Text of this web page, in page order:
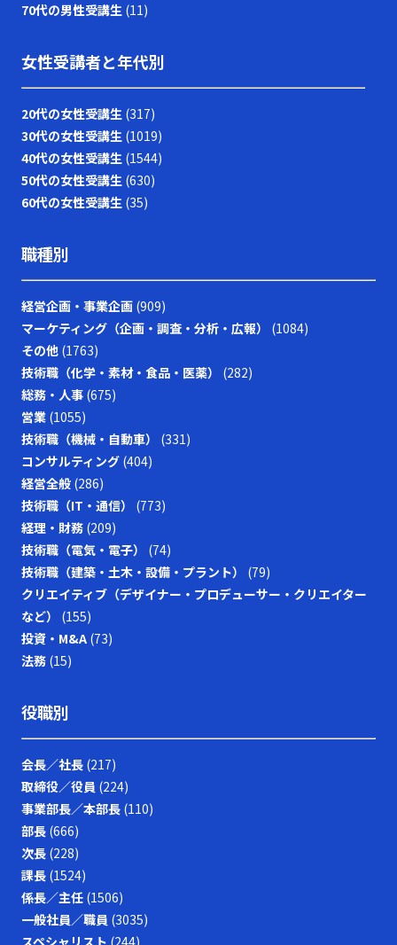
70代の男性受講生 (11)
女性受講者と年代別
20代の女性受講生 (317)
30代の女性受講生 (1019)
40代の女性受講生 (1544)
50代の女性受講生 (630)
60代の女性受講生 (35)
職種別
経営企画・事業企画 (909)
マーケティング（企画・調査・分析・広報） (1084)
その他 (1763)
技術職（化学・素材・食品・医薬） (282)
総務・人事 (675)
営業 (1055)
技術職（機械・自動車） (331)
コンサルティング (404)
経営全般 (286)
技術職（IT・通信） (773)
経理・財務 (209)
技術職（電気・電子） (74)
技術職（建築・土木・設備・プラント） (79)
クリエイティブ（デザイナー・プロデューサー・クリエイター
など） (155)
投資・M&A (73)
法務 (15)
役職別
会長／社長 (217)
取締役／役員 (224)
事業部長／本部長 (110)
部長 (666)
次長 (228)
課長 (1524)
係長／主任 (1506)
一般社員／職員 (3035)